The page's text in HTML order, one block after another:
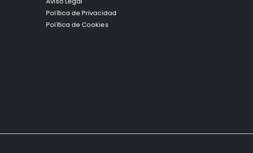
Política de Privacidad
Política de Cookies